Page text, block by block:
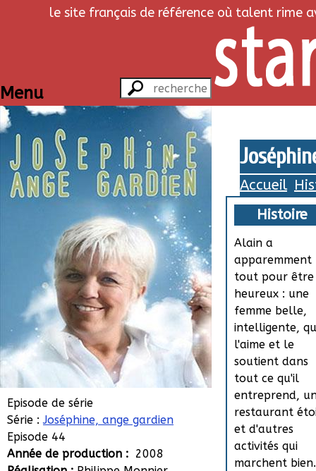
le site français de référence où talent rime
Menu
Episode de série
Série :Joséphine, ange gardien
Episode 44
Année de production : 2008
Accueil
Histoire
Alain a
apparemment
tout pour être
heureux : une
femme belle,
intelligente,
l'aime et le
soutient dans
tout ce qu'il
entreprend,
restaurant
et d'autres
activités qui
marchent bien.